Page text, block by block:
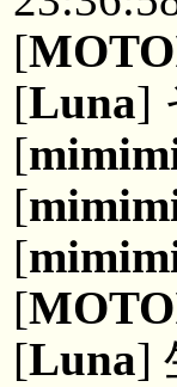
[
[Luna]
[
[
[
[
[Luna]